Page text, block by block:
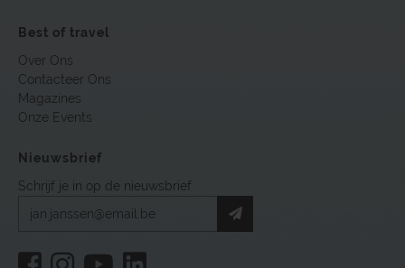
Best of travel
Over Ons
Contacteer Ons
Magazines
Onze Events
Nieuwsbrief
Schrijf je in op de nieuwsbrief